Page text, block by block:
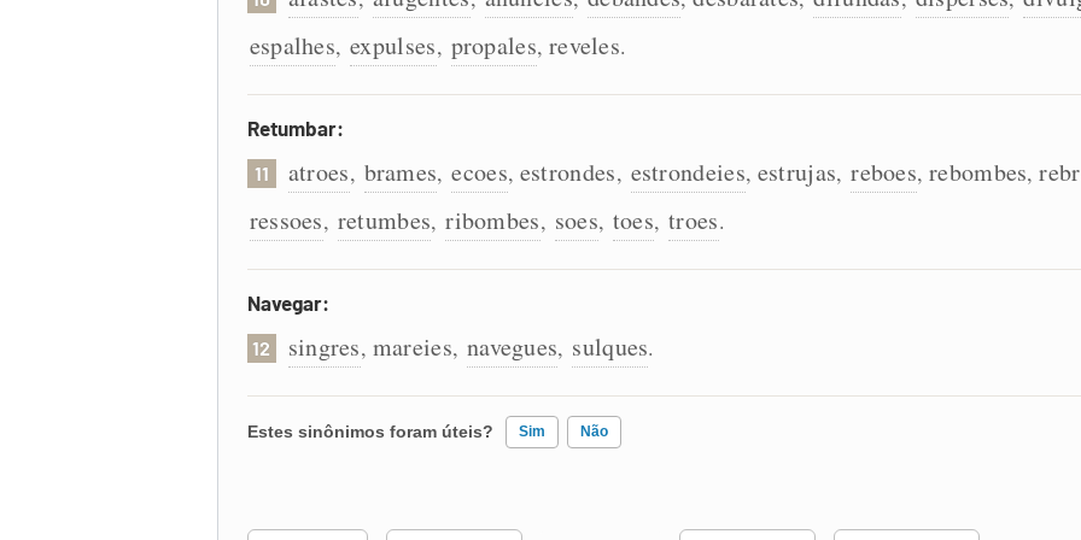
espalhes, expulses, propales, reveles.
Retumbar:
11 atroes, brames, ecoes, estrondes, estrondeies, estrujas, reboes,rebombes,
ressoes, retumbes, ribombes, soes, toes, troes.
Navegar:
12 singres, mareies, navegues, sulques.
Estes sinônimos foram úteis? Sim Não